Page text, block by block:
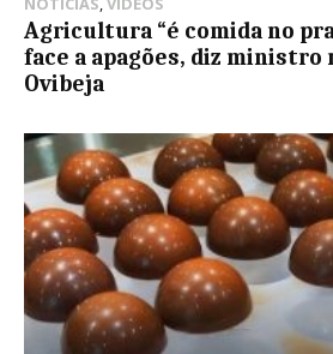
Agricultura “é comida no
face a apagões, diz ministro
Ovibeja